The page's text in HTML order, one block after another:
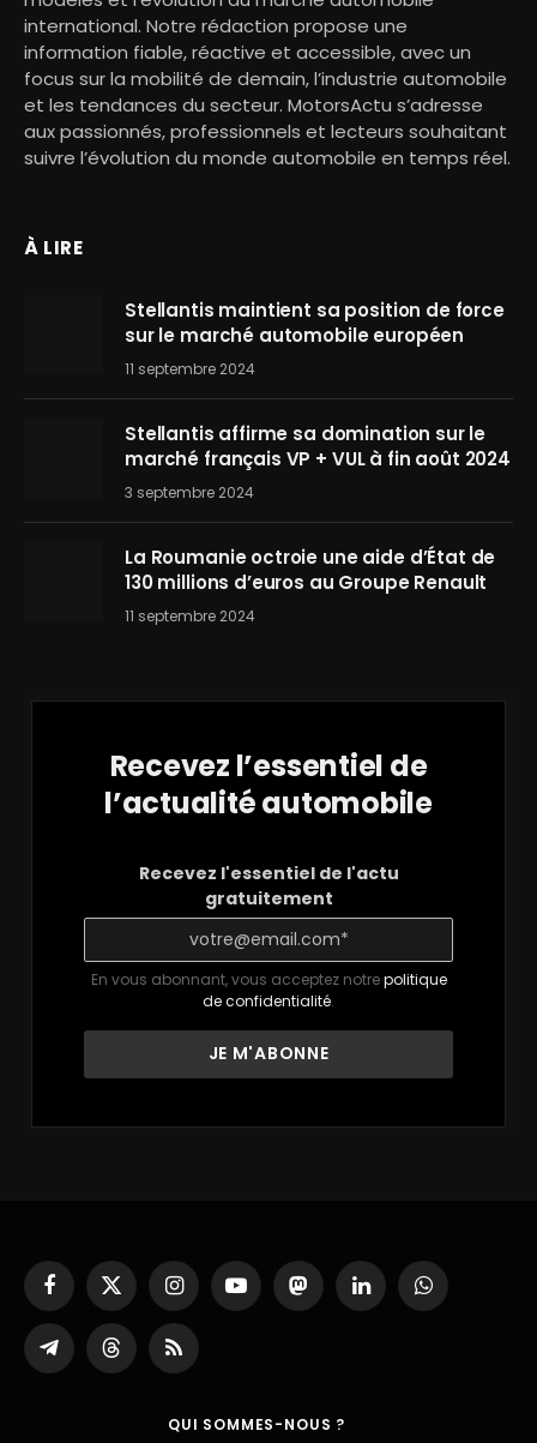
international. Notre rédaction propose une
information fiable, réactive et accessible, avec un
focus sur la mobilité de demain, l’industrie automobile
et les tendances du secteur. MotorsActu s’adresse
aux passionnés, professionnels et lecteurs souhaitant
suivre l’évolution du monde automobile en temps réel.
À LIRE
Stellantis maintient sa position de force
sur le marché automobile européen
11 septembre 2024
Stellantis affirme sa domination sur le
marché français VP + VUL à fin août 2024
3 septembre 2024
La Roumanie octroie une aide d’État de
130 millions d’euros au Groupe Renault
11 septembre 2024
Recevez l’essentiel de
l’actualité automobile
Recevez l'essentiel de l'actu
gratuitement
En vous abonnant, vous acceptez notrepolitique
de confidentialité.
Facebook
X
(Twitter)
InstagramYouTubeMastodonLinkedInWhatsApp
Partager
sur
ThreadsRSS
QUI SOMMES-NOUS ?